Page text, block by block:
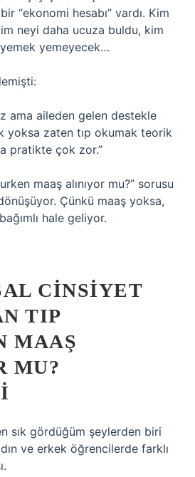
“ekonomi hesabı” vardı. Kim
neyi daha ucuza buldu, kim
yemek yemeyecek…
ama aileden gelen destekle
yoksa zaten tıp okumak teorik
pratikte çok zor.”
maaş alınıyor mu?” sorusu
Çünkü maaş yoksa,
hale geliyor.
CINSIYET
TIP
MAAŞ
MU?
sık gördüğüm şeylerden biri
ve erkek öğrencilerde farklı